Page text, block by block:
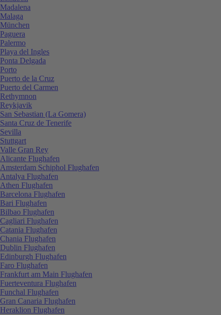
Madalena
Malaga
München
Paguera
Palermo
Playa del Ingles
Ponta Delgada
Porto
Puerto de la Cruz
Puerto del Carmen
Rethymnon
Reykjavik
San Sebastian (La Gomera)
Santa Cruz de Tenerife
Sevilla
Stuttgart
Valle Gran Rey
Alicante Flughafen
Amsterdam Schiphol Flughafen
Antalya Flughafen
Athen Flughafen
Barcelona Flughafen
Bari Flughafen
Bilbao Flughafen
Cagliari Flughafen
Catania Flughafen
Chania Flughafen
Dublin Flughafen
Edinburgh Flughafen
Faro Flughafen
Frankfurt am Main Flughafen
Fuerteventura Flughafen
Funchal Flughafen
Gran Canaria Flughafen
Heraklion Flughafen